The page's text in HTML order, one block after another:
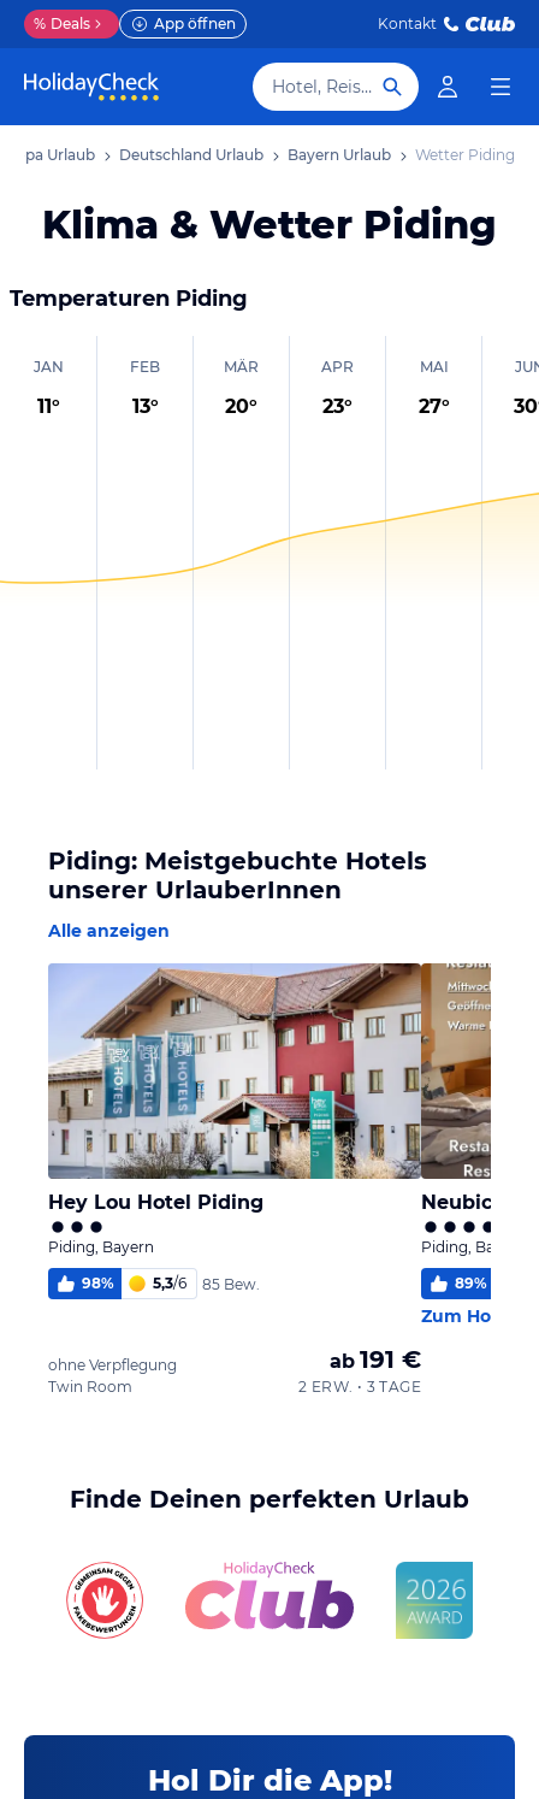
% Deals App öffnen Kontakt
Hotel, Reiseziel
Urlaub Deutschland Urlaub Bayern Urlaub Wetter Piding
Klima & Wetter Piding
Temperaturen Piding
JAN
11°
FEB
13°
MÄR
20°
APR
23°
MAI
27° 30
Piding: Meistgebuchte Hotels
unserer UrlauberInnen
Alle anzeigen
Hey Lou Hotel Piding
Piding, Bayern
98% 5,3/6 85 Bew.
ohne Verpflegung
Twin Room
ab 191 €
2 ERW. • 3 TAGE
Neubichler
Piding, Bayern
89%
Zum Hotel
Finde Deinen perfekten Urlaub
Hol Dir die App!